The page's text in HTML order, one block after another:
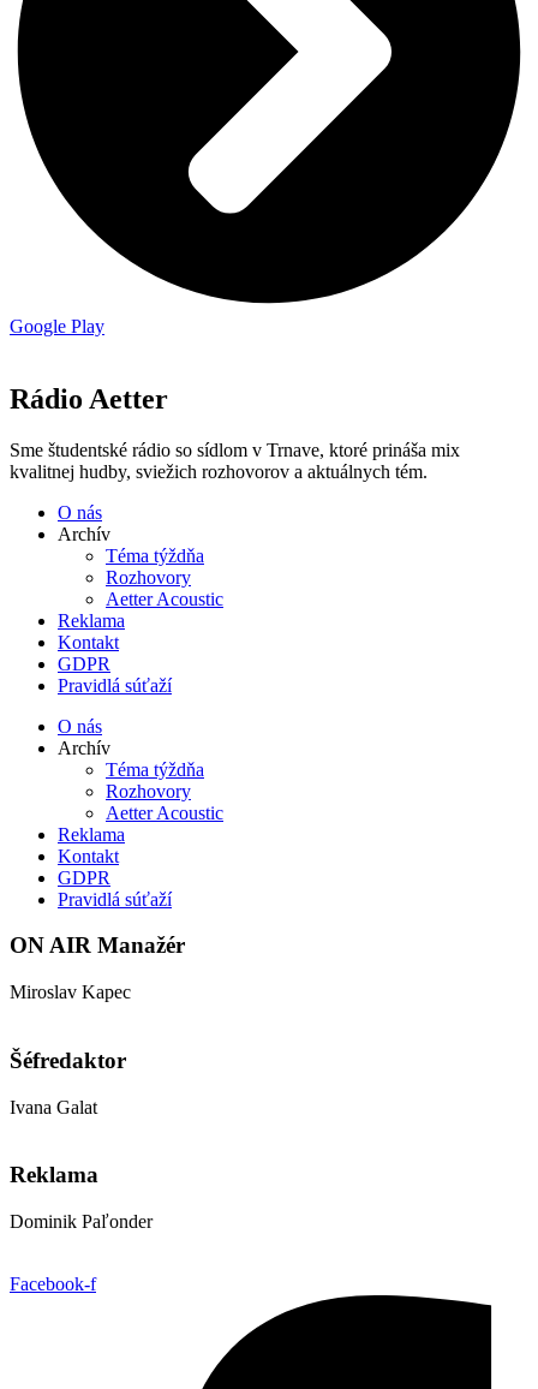
Google Play
Rádio Aetter
Sme študentské rádio so sídlom v Trnave, ktoré prináša mix
kvalitnej hudby, sviežich rozhovorov a aktuálnych tém.
O nás
Archív
Téma týždňa
Rozhovory
Aetter Acoustic
Reklama
Kontakt
GDPR
Pravidlá súťaží
O nás
Archív
Téma týždňa
Rozhovory
Aetter Acoustic
Reklama
Kontakt
GDPR
Pravidlá súťaží
ON AIR Manažér
Miroslav Kapec
Šéfredaktor
Ivana Galat
Reklama
Dominik Paľonder
Facebook-f